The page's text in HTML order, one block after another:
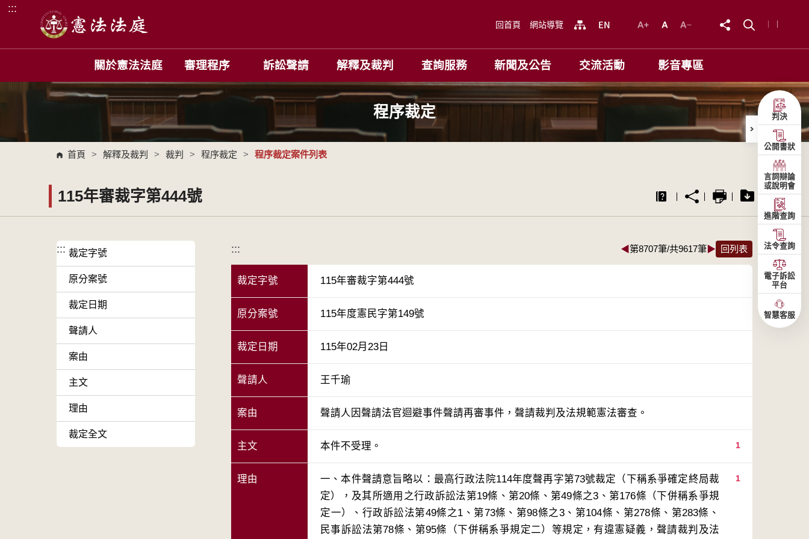
跳到主要內容區塊
:::
回首頁 網站導覽
關於憲法法庭 審理程序 訴訟聲請 解釋及裁判 查詢服務 新聞及公告 交流活動 影音專區
程序裁定
首頁 > 解釋及裁判 > 裁判 > 程序裁定 > 程序裁定案件列表
115年審裁字第444號
::: 裁定字號
原分案號
裁定日期
聲請人
案由
主文
理由
裁定全文
::: ◀第8707筆/共9617筆▶ 回列表
裁定字號 115年審裁字第444號
原分案號 115年度憲民字第149號
裁定日期 115年02月23日
聲請人 王千瑜
案由 聲請人因聲請法官迴避事件聲請再審事件，聲請裁判及法規範憲法審查。
主文 1
本件不受理。
理由 1
一、本件聲請意旨略以：最高行政法院114年度聲再字第73號裁定（下稱系爭確定終局裁
定），及其所適用之行政訴訟法第19條、第20條、第49條之3、第176條（下併稱系爭規
定一）、行政訴訟法第49條之1、第73條、第98條之3、第104條、第278條、第283條、
民事訴訟法第78條、第95條（下併稱系爭規定二）等規定，有違憲疑義，聲請裁判及法
判決
公開書狀
言詞辯論
或說明會
進階查詢
法令查詢
電子訴訟
平台
智慧客服